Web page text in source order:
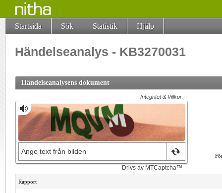
Startsida Sök Statistik Hjälp
Händelseanalys - KB3270031
Händelseanalysens dokument
Rapport